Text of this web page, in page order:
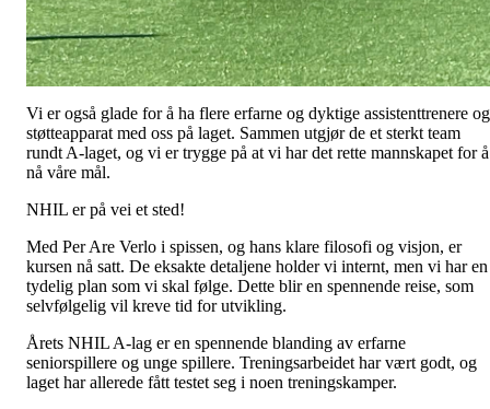
Vi er også glade for å ha flere erfarne og dyktige assistenttrenere og
støtteapparat med oss på laget. Sammen utgjør de et sterkt team
rundt A-laget, og vi er trygge på at vi har det rette mannskapet for å
nå våre mål.
NHIL er på vei et sted!
Med Per Are Verlo i spissen, og hans klare filosofi og visjon, er
kursen nå satt. De eksakte detaljene holder vi internt, men vi har en
tydelig plan som vi skal følge. Dette blir en spennende reise, som
selvfølgelig vil kreve tid for utvikling.
Årets NHIL A-lag er en spennende blanding av erfarne
seniorspillere og unge spillere. Treningsarbeidet har vært godt, og
laget har allerede fått testet seg i noen treningskamper.